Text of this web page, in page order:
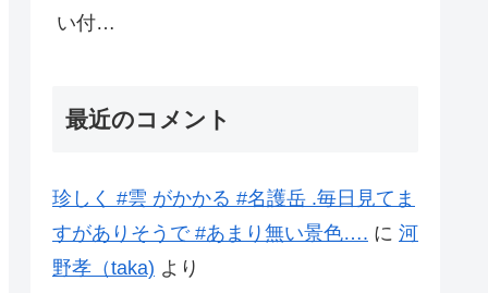
い付…
最近のコメント
珍しく #雲 がかかる #名護岳 .毎日見てま
すがありそうで #あまり無い景色…. に 河
野孝（taka) より